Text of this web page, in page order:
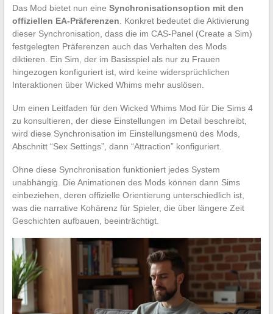
Das Mod bietet nun eine Synchronisationsoption mit den
offiziellen EA-Präferenzen . Konkret bedeutet die Aktivierung
dieser Synchronisation, dass die im CAS-Panel (Create a Sim)
festgelegten Präferenzen auch das Verhalten des Mods
diktieren. Ein Sim, der im Basisspiel als nur zu Frauen
hingezogen konfiguriert ist, wird keine widersprüchlichen
Interaktionen über Wicked Whims mehr auslösen.
Um einen Leitfaden für den Wicked Whims Mod für Die Sims 4
zu konsultieren, der diese Einstellungen im Detail beschreibt,
wird diese Synchronisation im Einstellungsmenü des Mods,
Abschnitt “Sex Settings”, dann “Attraction” konfiguriert.
Ohne diese Synchronisation funktioniert jedes System
unabhängig. Die Animationen des Mods können dann Sims
einbeziehen, deren offizielle Orientierung unterschiedlich ist,
was die narrative Kohärenz für Spieler, die über längere Zeit
Geschichten aufbauen, beeinträchtigt.